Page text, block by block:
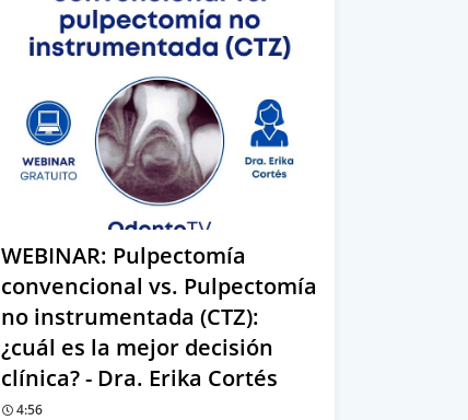
WEBINAR: Pulpectomía
convencional vs. Pulpectomía
no instrumentada (CTZ):
¿cuál es la mejor decisión
clínica? - Dra. Erika Cortés
4:56